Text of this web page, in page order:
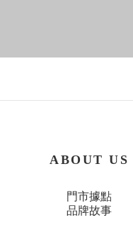
ABOUT US
門市據點
品牌故事